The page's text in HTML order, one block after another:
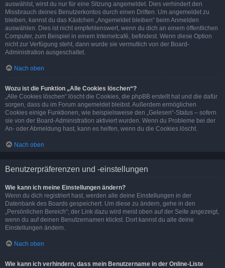
auswählst, wirst du nur für eine Sitzung angemeldet. Dies verhindert den
Missbrauch deines Benutzerkontos durch einen Dritten. Um angemeldet zu
bleiben, kannst du das Kästchen „Angemeldet bleiben“ beim Anmelden
auswählen. Dies ist nicht empfehlenswert, wenn du dich an einem öffentlichen
Computer, zum Beispiel in einem Internetcafé, befindest. Wenn diese Option
nicht zur Verfügung steht, dann wurde sie vermutlich von der Board-
Administration ausgeschaltet.
Nach oben
Wozu ist die Funktion „Alle Cookies löschen“?
„Alle Cookies löschen“ löscht die Cookies, die phpBB erstellt hat und die dafür
sorgen, dass du im Forum angemeldet bleibst. Außerdem ermöglichen
Cookies einige Funktionen, wie beispielsweise den „Gelesen“-Status – sofern
sie von der Board-Administration aktiviert wurden. Wenn du Probleme bei der
An- oder Abmeldung hast, kann es helfen, wenn du die Cookies löscht.
Nach oben
Benutzerpräferenzen und -einstellungen
Wie kann ich meine Einstellungen ändern?
Wenn du dich registriert hast, werden alle deine Einstellungen in der
Datenbank des Boards gespeichert. Um diese zu ändern, gehe in den
„Persönlichen Bereich“; der Link dazu wird meist oben auf der Seite angezeigt,
wenn du auf deinen Benutzernamen klickst. Dort kannst du alle deine
Einstellungen ändern.
Nach oben
Wie kann ich verhindern, dass mein Benutzername in der Online-Liste